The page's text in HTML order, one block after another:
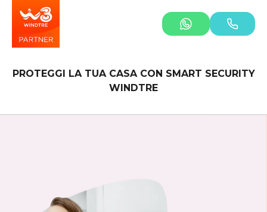
PROTEGGI LA TUA CASA CON SMART SECURITY
WINDTRE